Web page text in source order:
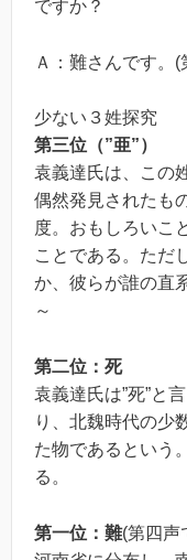
ですか？
Ａ：難さんです。
少ない３姓探究
第三位（”亜”）
袁義達氏は、この
偶然発見されたも
度。おもしろいこ
ことである。ただ
か、彼らが誰の直
～
第二位：死
袁義達氏は”死”と
り、北魏時代の少
た物であるという
る。
第一位：難(第四声